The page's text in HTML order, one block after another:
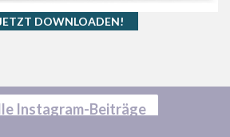
DOWNLOADEN!
Instagram-Beiträge